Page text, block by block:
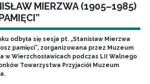
MIERZWA (1905–1985)
odbyła się sesja pt. „Stanisław Mierzwa
pamięci”, zorganizowana przez Muzeum
w Wierzchosławicach podczas LII Walnego
Towarzystwa Przyjaciół Muzeum